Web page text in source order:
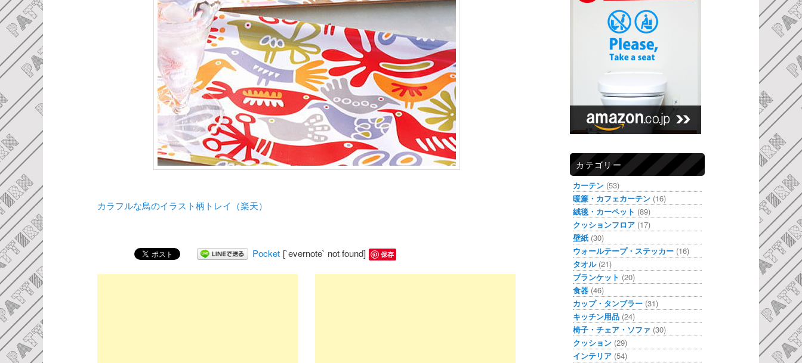
カラフルな鳥のイラスト柄トレイ（楽天）
Pocket [`evernote` not found] 保存
カテゴリー
カーテン (53)
暖簾・カフェカーテン (16)
絨毯・カーペット (89)
クッションフロア (17)
壁紙 (30)
ウォールテープ・ステッカー (16)
タオル(21)
ブランケット (20)
食器 (46)
カップ・タンブラー (31)
キッチン用品 (24)
椅子・チェア・ソファ (30)
クッション (29)
インテリア (54)